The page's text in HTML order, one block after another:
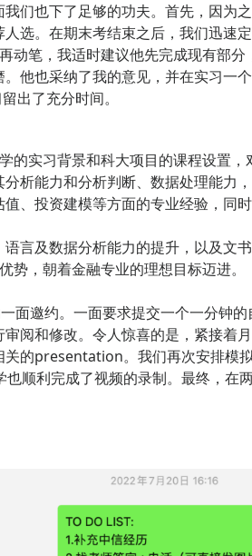
们也下了足够的功夫。首先，因为
选。在期末考结束之后，我们迅速
动笔，我适时建议他先完成现有部
他也采纳了我的意见，并在实习一
出了充分时间。
的实习背景和科大项目的课程设置
析能力和分析判断、数据处理能力
、投资建模等方面的专业经验，同
言及数据分析能力的提升，以及文
势，朝着金融专业的理想目标迈进。
面邀约。一面要求提交一个一分钟
阅和修改。令人惊喜的是，紧接着
的presentation。我们再次安排模
顺利完成了视频的录制。最终，在